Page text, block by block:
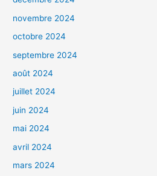
novembre 2024
octobre 2024
septembre 2024
août 2024
juillet 2024
juin 2024
mai 2024
avril 2024
mars 2024